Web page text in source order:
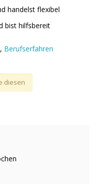
handelst flexibel
bist hilfsbereit
, Berufserfahren
diesen